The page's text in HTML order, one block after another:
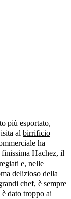
più esportato,
al birrificio
ha
Hachez, il
e, nelle
delizioso della
chef, è sempre
dato troppo ai